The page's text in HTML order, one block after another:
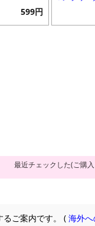
599円
最近チェックした(ご購
るご案内です。 (海外へ